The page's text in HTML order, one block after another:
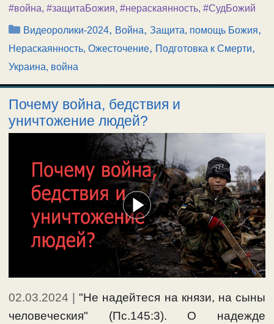
#война, #защитаБожия, #нераскаянность, #СудБожий
Рубрики
Видеоролики-2024, Война,Защита, помощь Божия,
Нераскаянность, Ожесточение, Подготовка к Смерти,
Украина, война
Почему война, бедствия и
уничтожение людей?
02.03.2024 |"Не надeйтеся на князи, на сыны
человeческия" (Пс.145:3). О надежде